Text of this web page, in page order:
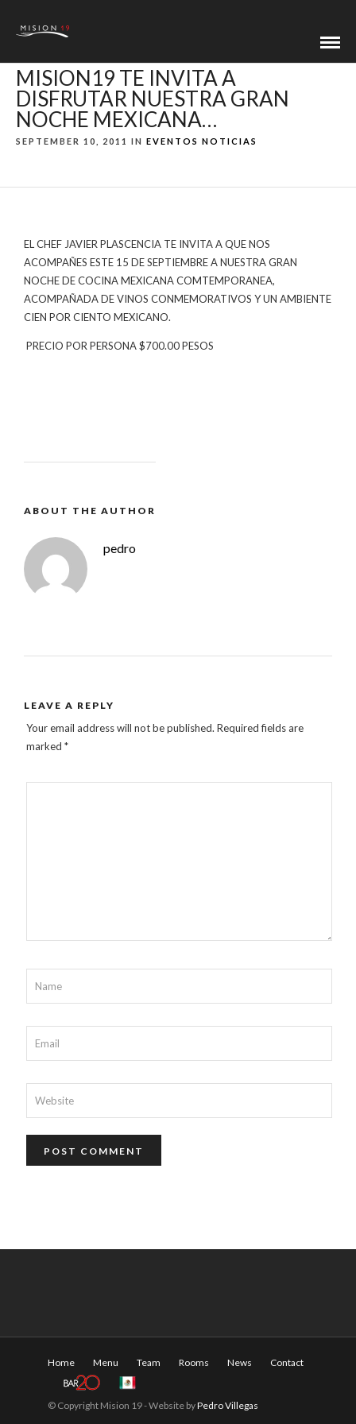
MISION19 TE INVITA A
DISFRUTAR NUESTRA GRAN
NOCHE MEXICANA…
SEPTEMBER 10, 2011 IN EVENTOS NOTICIAS
EL CHEF JAVIER PLASCENCIA TE INVITA A QUE NOS
ACOMPAÑES ESTE 15 DE SEPTIEMBRE A NUESTRA GRAN
NOCHE DE COCINA MEXICANA COMTEMPORANEA,
ACOMPAÑADA DE VINOS CONMEMORATIVOS Y UN AMBIENTE
CIEN POR CIENTO MEXICANO.
PRECIO POR PERSONA $700.00 PESOS
ABOUT THE AUTHOR
pedro
LEAVE A REPLY
Your email address will not be published. Required fields are
marked *
Home Menu Team Rooms News Contact
© Copyright Mision 19 - Website byPedro Villegas